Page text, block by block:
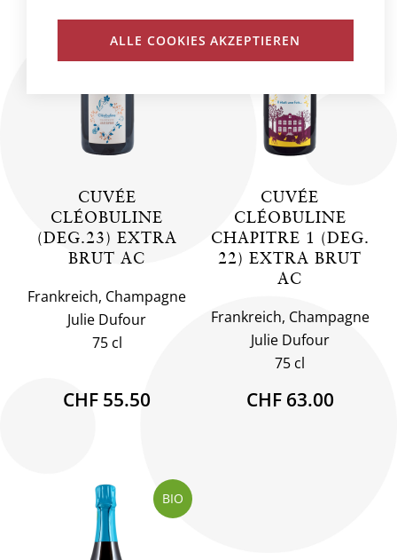
CUVÉE
CLÉOBULINE
(DEG.23) EXTRA
BRUT AC
Frankreich, Champagne
Julie Dufour
75 cl
CHF 55.50
CUVÉE
CLÉOBULINE
CHAPITRE 1 (DEG.
22) EXTRA BRUT
AC
Frankreich, Champagne
Julie Dufour
75 cl
CHF 63.00
BIO
ALLE COOKIES AKZEPTIEREN